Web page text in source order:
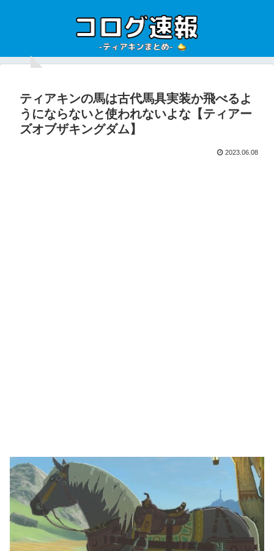
ティアキンの馬は古代馬具実装か飛べるよ
うにならないと使われないよな【ティアー
ズオブザキングダム】
2023.06.08